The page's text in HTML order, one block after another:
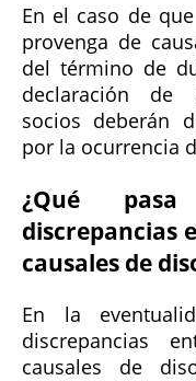
En el caso de
provenga de
del término de
declaración de
socios deberán
por la ocurrencia
¿Qué
discrepancias
causales de
En la
discrepancias
causales de